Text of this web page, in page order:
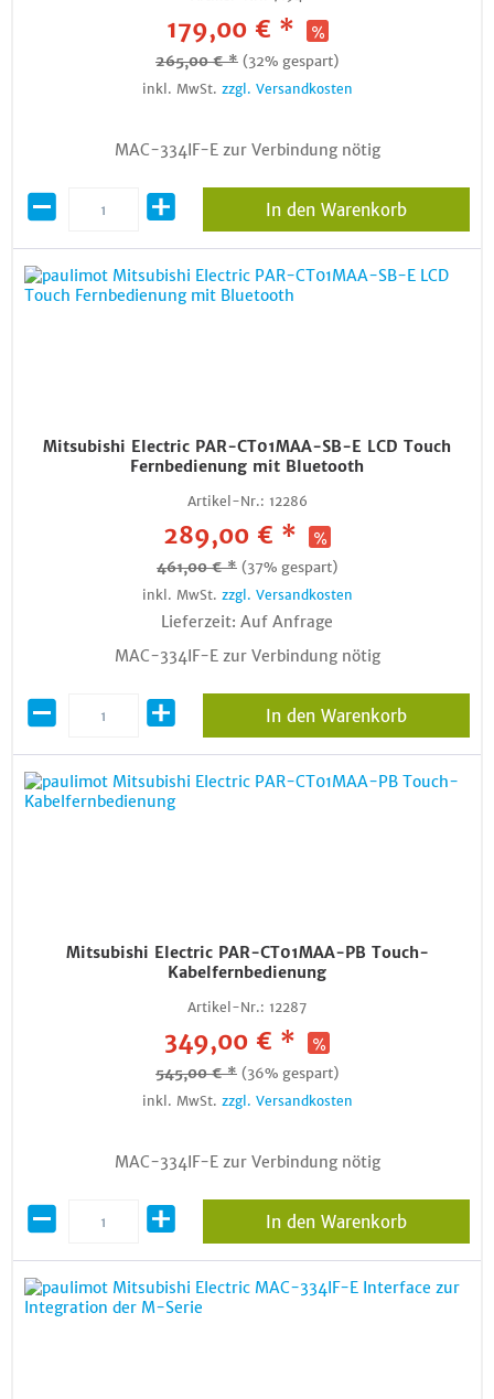
179,00 € *
265,00 € * (32% gespart)
inkl. MwSt. zzgl. Versandkosten
MAC-334IF-E zur Verbindung nötig
In den Warenkorb
Mitsubishi Electric PAR-CT01MAA-SB-E LCD Touch
Fernbedienung mit Bluetooth
Artikel-Nr.: 12286
289,00 € *
461,00 € * (37% gespart)
inkl. MwSt. zzgl. Versandkosten
Lieferzeit: Auf Anfrage
MAC-334IF-E zur Verbindung nötig
In den Warenkorb
Mitsubishi Electric PAR-CT01MAA-PB Touch-
Kabelfernbedienung
Artikel-Nr.: 12287
349,00 € *
545,00 € * (36% gespart)
inkl. MwSt. zzgl. Versandkosten
MAC-334IF-E zur Verbindung nötig
In den Warenkorb